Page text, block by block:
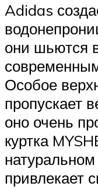
Adidas
они шьются
Особое
пропускает
оно очень
куртка
привлекает